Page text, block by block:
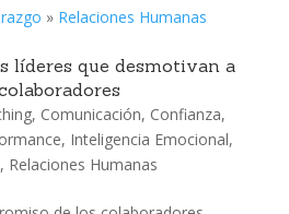
» Relaciones Humanas
líderes que desmotivan a
, Comunicación, Confianza,
, Inteligencia Emocional,
, Relaciones Humanas